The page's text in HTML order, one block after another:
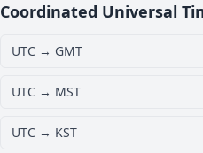
Coordinated Universal
UTC → GMT
UTC → MST
UTC → KST